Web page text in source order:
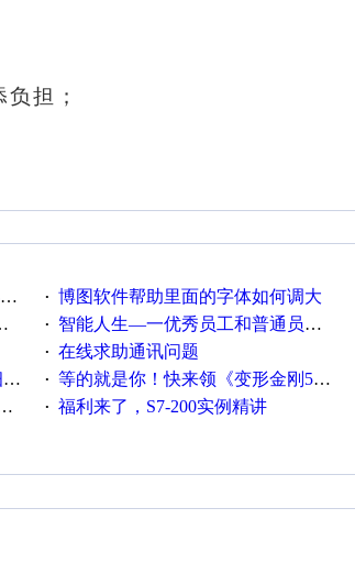
负担 ；
· 博图软件帮助里面的字体如何调大
· 智能人生—一优秀员工和普通员工差别，精辟到位！
· 在线求助通讯问题
· 等的就是你！快来领《变形金刚5》观影券
· 福利来了，S7-200实例精讲